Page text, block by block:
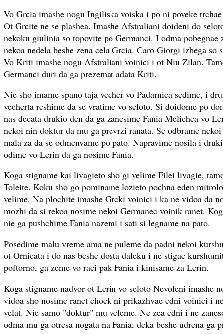
Vo Grcia imashe nogu Ingiliska voiska i po ni poveke
Ot Grcite ne se plashea. Imashe Afstraliani doideni do
nekoku giulinia so topovite po Germanci. I odma pobegnae
nekoa nedela beshe zena cela Grcia. Caro Giorgi izbega
Vo Kriti imashe nogu Afstraliani voinici i ot Niu Zilan.
Germanci duri da ga prezemat adata Kriti.
Nie sho imame spano taja vecher vo Padarnica sedime, i
vecherta reshime da se vratime vo seloto. Si doidome po
nas decata drukio den da ga zanesime Fania Melichea vo
nekoi nin doktur da mu ga prevrzi ranata. Se odbrame nekoi
mala za da se odmenvame po pato. Napravime nosila i
odime vo Lerin da ga nosime Fania.
Koga stigname kai livagieto sho gi velime Filei livagie,
Toleite. Koku sho go pominame lozieto pochna eden
velime. Na plochite imashe Grcki voinici i ka ne vidoa da
mozhi da si rekoa nosime nekoi Germanec voinik ranet.
nie ga pushchime Fania nazemi i sati si legname na pato.
Posedime malu vreme ama ne puleme da padni nekoi
ot Ornicata i do nas beshe dosta daleku i ne stigae
poftorno, ga zeme vo raci pak Fania i kinisame za Lerin.
Koga stigname nadvor ot Lerin vo seloto Nevoleni imashe
vidoa sho nosime ranet choek ni prikazhvae edni voinici i
velat. Nie samo "doktur" mu veleme. Ne zea edni i ne
odma mu ga otresa nogata na Fania, deka beshe udrena ga